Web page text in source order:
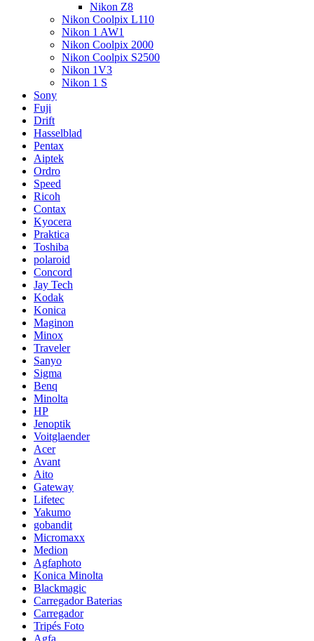
Nikon Z8
Nikon Coolpix L110
Nikon 1 AW1
Nikon Coolpix 2000
Nikon Coolpix S2500
Nikon 1V3
Nikon 1 S
Sony
Fuji
Drift
Hasselblad
Pentax
Aiptek
Ordro
Speed
Ricoh
Contax
Kyocera
Praktica
Toshiba
polaroid
Concord
Jay Tech
Kodak
Konica
Maginon
Minox
Traveler
Sanyo
Sigma
Benq
Minolta
HP
Jenoptik
Voitglaender
Acer
Avant
Aito
Gateway
Lifetec
Yakumo
gobandit
Micromaxx
Medion
Agfaphoto
Konica Minolta
Blackmagic
Carregador Baterias
Carregador
Tripés Foto
Agfa